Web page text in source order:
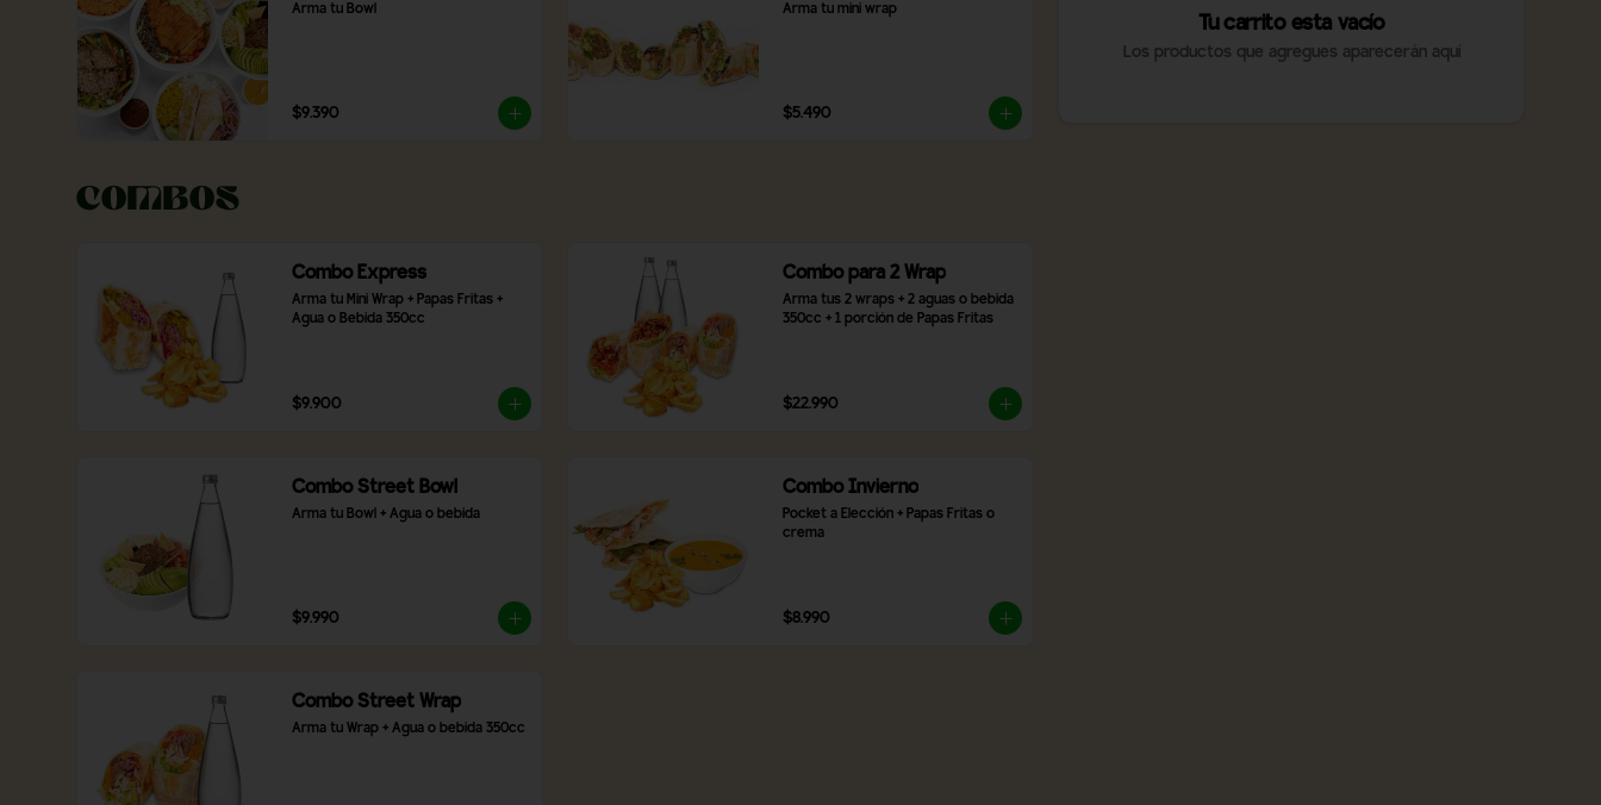
Arma tu Bowl
$9.390
Arma tu mini wrap
$5.490
Combos
Combo Express
Arma tu Mini Wrap + Papas Fritas +
Agua o Bebida 350cc
$9.900
Combo para 2 Wrap
Arma tus 2 wraps + 2 aguas o bebida
350cc + 1 porción de Papas Fritas
$22.990
Combo Street Bowl
Arma tu Bowl + Agua o bebida
$9.990
Combo Invierno
Pocket a Elección + Papas Fritas o
crema
$8.990
Combo Street Wrap
Arma tu Wrap + Agua o bebida 350cc
Tu carrito esta vacío
Los productos que agregues aparecerán aquí